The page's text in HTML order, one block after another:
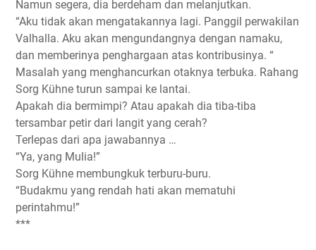
Namun segera, dia berdeham dan melanjutkan.
“Aku tidak akan mengatakannya lagi. Panggil perwakilan
Valhalla. Aku akan mengundangnya dengan namaku,
dan memberinya penghargaan atas kontribusinya. “
Masalah yang menghancurkan otaknya terbuka. Rahang
Sorg Kühne turun sampai ke lantai.
Apakah dia bermimpi? Atau apakah dia tiba-tiba
tersambar petir dari langit yang cerah?
Terlepas dari apa jawabannya …
“Ya, yang Mulia!”
Sorg Kühne membungkuk terburu-buru.
“Budakmu yang rendah hati akan mematuhi
perintahmu!”
***